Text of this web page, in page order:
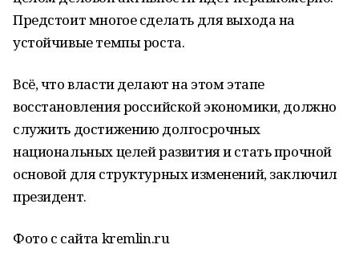
Предстоит многое сделать для выхода на
устойчивые темпы роста.
Всё, что власти делают на этом этапе
восстановления российской экономики, должно
служить достижению долгосрочных
национальных целей развития и стать прочной
основой для структурных изменений, заключил
президент.
Фото с сайта kremlin.ru